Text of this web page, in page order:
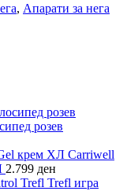
, Апарати за нега
розев
Carriwell
2.799 ден
Trefl Trefl игра